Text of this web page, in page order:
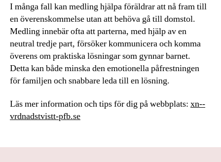
I många fall kan medling hjälpa föräldrar att nå fram till
en överenskommelse utan att behöva gå till domstol.
Medling innebär ofta att parterna, med hjälp av en
neutral tredje part, försöker kommunicera och komma
överens om praktiska lösningar som gynnar barnet.
Detta kan både minska den emotionella påfrestningen
för familjen och snabbare leda till en lösning.
Läs mer information och tips för dig på webbplats: xn--
vrdnadstvistt-pfb.se